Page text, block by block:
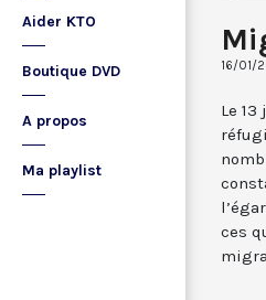
Aider KTO
Boutique DVD
A propos
Ma playlist
16/01/
Le
ces